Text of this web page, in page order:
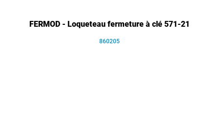
FERMOD - Loqueteau fermeture à clé 571-21
860205